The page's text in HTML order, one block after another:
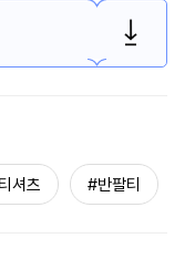
셔츠 #반팔티